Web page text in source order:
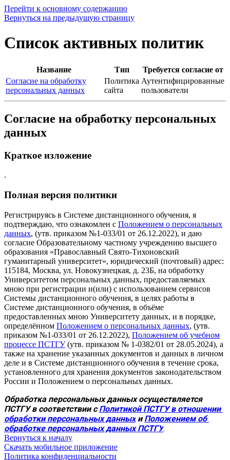
Перейти к основному содержанию
Вернуться на предыдущую страницу
Список активных политик
Название Тип
Требуется согласие от
Согласие на обработку
персональных данных
Политика
сайта
Аутентифицированные
пользователи
Согласие на обработку персональных
данных
Краткое изложение
.
Полная версия политики
Регистрируясь в Системе дистанционного обучения, я
подтверждаю, что ознакомлен с Положением о персональных
данных, (утв. приказом №1-033/01 от 26.12.2022), и даю
согласие Образовательному частному учреждению высшего
образования «Православный Свято-Тихоновский
гуманитарный университет», юридический (почтовый) адрес:
115184, Москва, ул. Новокузнецкая, д. 23Б, на обработку
Университетом персональных данных, предоставляемых
мною при регистрации и(или) с использованием сервисов
Системы дистанционного обучения, в целях работы в
Системе дистанционного обучения, в объёме
предоставленных мною Университету данных, и в порядке,
определённом Положением о персональных данных, (утв.
приказом №1-033/01 от 26.12.2022), Положением об учебном
процессе ПСТГУ(утв. приказом № 1-0382/01 от 28.05.2024), а
также на хранение указанных документов и данных в личном
деле и в Системе дистанционного обучения в течение срока,
установленного для хранения документов законодательством
России и Положением о персональных данных.
Обработка персональных данных осуществляется
ПСТГУ в соответствии с Политикой ПСТГУ в отношении
обработки персональных данных и Положением об
обработке персональных данных ПСТГУ.
Вернуться к началу
Скачать мобильное приложение
Политика конфиденциальности